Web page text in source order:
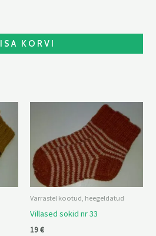
KORVI
Varrastel kootud, heegeldatud
Villased sokid nr 33
19€